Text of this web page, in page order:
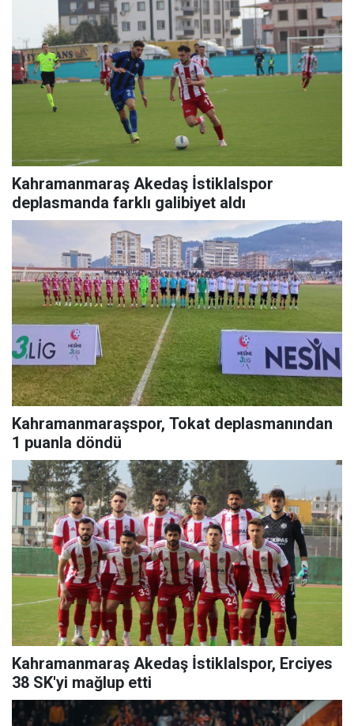
Kahramanmaraş Akedaş İstiklalspor
deplasmanda farklı galibiyet aldı
Kahramanmaraşspor, Tokat deplasmanından
1 puanla döndü
Kahramanmaraş Akedaş İstiklalspor, Erciyes
38 SK'yi mağlup etti